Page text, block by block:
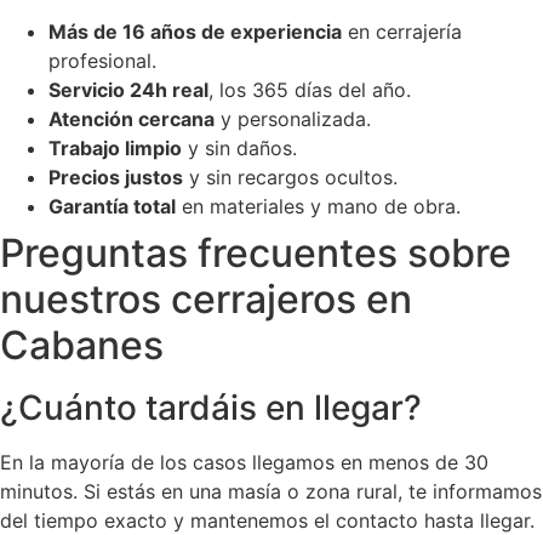
Más de 16 años de experiencia en cerrajería
profesional.
Servicio 24h real, los 365 días del año.
Atención cercana y personalizada.
Trabajo limpio y sin daños.
Precios justos y sin recargos ocultos.
Garantía total en materiales y mano de obra.
Preguntas frecuentes sobre
nuestros cerrajeros en
Cabanes
¿Cuánto tardáis en llegar?
En la mayoría de los casos llegamos en menos de 30
minutos. Si estás en una masía o zona rural, te informamos
del tiempo exacto y mantenemos el contacto hasta llegar.